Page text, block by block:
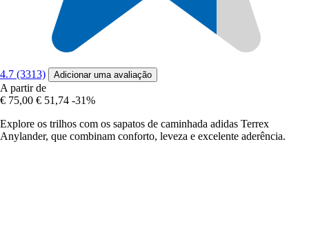
4.7 (3313) Adicionar uma avaliação
A partir de
€ 75,00 € 51,74 -31%
Explore os trilhos com os sapatos de caminhada adidas Terrex
Anylander, que combinam conforto, leveza e excelente aderência.